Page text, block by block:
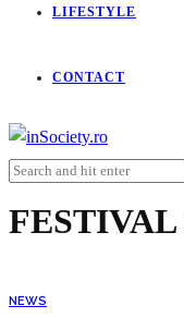
LIFESTYLE
CONTACT
NEWS